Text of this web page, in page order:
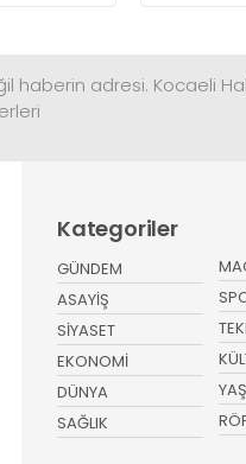
haberin adresi. Kocaeli
Kategoriler
GÜNDEM
ASAYİŞ
SİYASET
EKONOMİ
DÜNYA
SAĞLIK